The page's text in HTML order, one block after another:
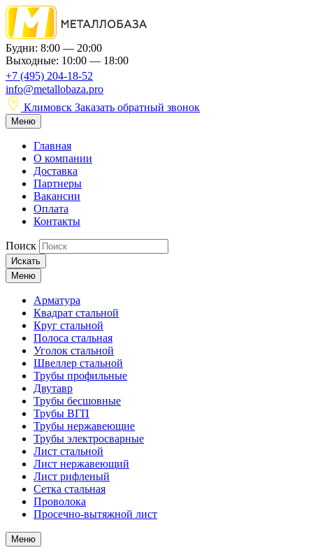
Будни: 8:00 — 20:00
Выходные: 10:00 — 18:00
+7 (495) 204-18-52
info@metallobaza.pro
Климовск Заказать обратный звонок
Меню
Главная
О компании
Доставка
Партнеры
Вакансии
Оплата
Контакты
Поиск
Искать
Меню
Арматура
Квадрат стальной
Круг стальной
Полоса стальная
Уголок стальной
Швеллер стальной
Трубы профильные
Двутавр
Трубы бесшовные
Трубы ВГП
Трубы нержавеющие
Трубы электросварные
Лист стальной
Лист нержавеющий
Лист рифленый
Сетка стальная
Проволока
Просечно-вытяжной лист
Меню